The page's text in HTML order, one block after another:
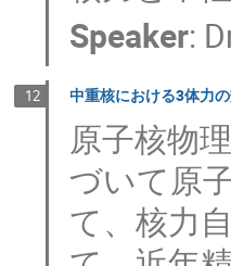
Speaker:
12 中重核における3体力
原子核物
づいて原
て、核力